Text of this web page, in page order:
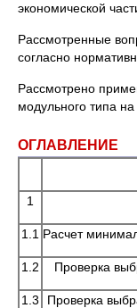
экономической
Рассмотренные
согласно
Рассмотрено
модульного типа на
ОГЛАВЛЕНИЕ
1
1.1 Расчет
1.2 Проверка
1.3 Проверка